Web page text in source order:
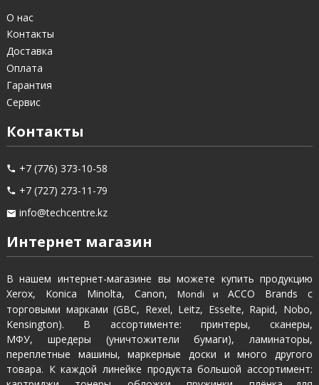
О нас
Контакты
Доставка
Оплата
Гарантия
Сервис
Контакты
+7 (776) 373-10-58
+7 (727) 273-11-79
info@techcentre.kz
Интернет магазин
В нашем интернет-магазине вы можете купить продукцию
Xerox, Konica Minolta, Canon, Mondi иACCO Brands с
торговыми марками (GBC, Rexel, Leitz, Esselte, Rapid, Nobo,
Kensington). В ассортименте: принтеры, сканеры,
МФУ, шредеры (уничтожители бумаги), ламинаторы,
переплетные машины, маркерные доски и много другого
товара. К каждой линейке продукта большой ассортимент: